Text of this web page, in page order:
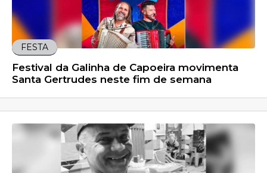
FESTA
Festival da Galinha de Capoeira movimenta
Santa Gertrudes neste fim de semana